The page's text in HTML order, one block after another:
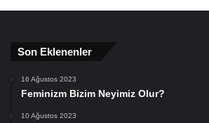
Son Eklenenler
16 Ağustos 2023
Feminizm Bizim Neyimiz Olur?
10 Ağustos 2023